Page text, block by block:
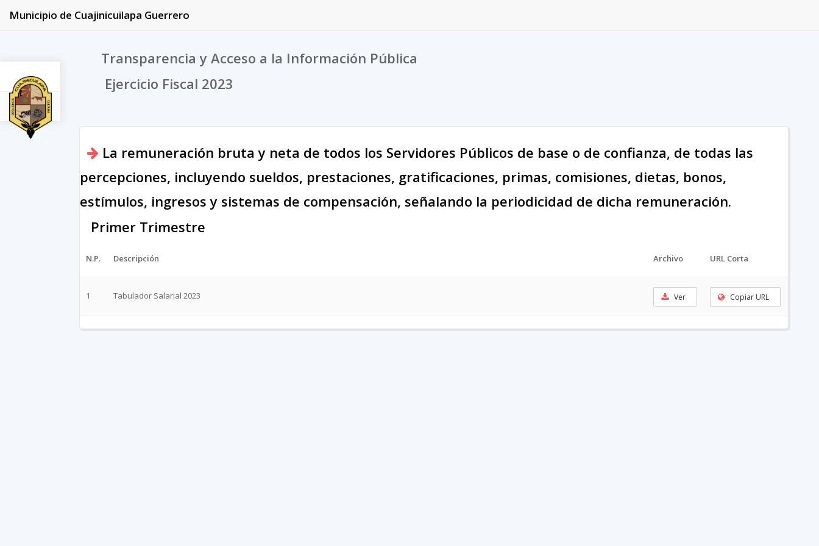
2023
Municipio de Cuajinicuilapa Guerrero
Transparencia y Acceso a la Información Pública
Ejercicio Fiscal 2023
La remuneración bruta y neta de todos los Servidores Públicos de base o de confianza, de todas las
percepciones, incluyendo sueldos, prestaciones, gratificaciones, primas, comisiones, dietas, bonos,
estímulos, ingresos y sistemas de compensación, señalando la periodicidad de dicha remuneración.
Primer Trimestre
N.P. Descripción Archivo URL Corta
1 Tabulador Salarial 2023 Ver Copiar URL